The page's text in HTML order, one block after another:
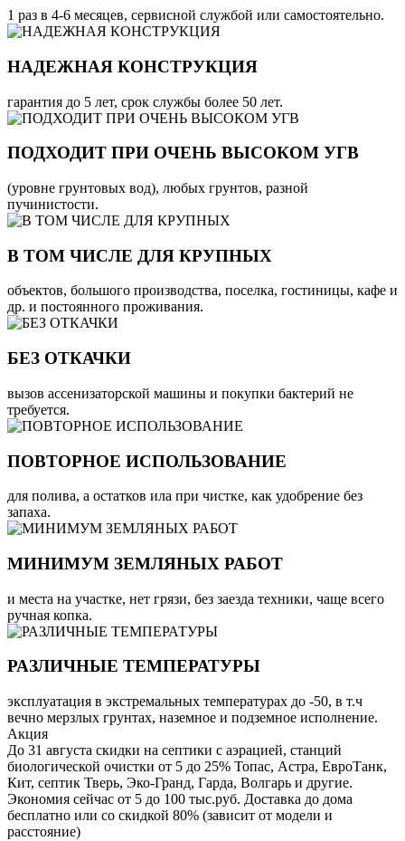
1 раз в 4-6 месяцев, сервисной службой или самостоятельно.
НАДЕЖНАЯ КОНСТРУКЦИЯ
гарантия до 5 лет, срок службы более 50 лет.
ПОДХОДИТ ПРИ ОЧЕНЬ ВЫСОКОМ УГВ
(уровне грунтовых вод), любых грунтов, разной
пучинистости.
В ТОМ ЧИСЛЕ ДЛЯ КРУПНЫХ
объектов, большого производства, поселка, гостиницы, кафе и
др. и постоянного проживания.
БЕЗ ОТКАЧКИ
вызов ассенизаторской машины и покупки бактерий не
требуется.
ПОВТОРНОЕ ИСПОЛЬЗОВАНИЕ
для полива, а остатков ила при чистке, как удобрение без
запаха.
МИНИМУМ ЗЕМЛЯНЫХ РАБОТ
и места на участке, нет грязи, без заезда техники, чаще всего
ручная копка.
РАЗЛИЧНЫЕ ТЕМПЕРАТУРЫ
эксплуатация в экстремальных температурах до -50, в т.ч
вечно мерзлых грунтах, наземное и подземное исполнение.
Акция
До 31 августа скидки на септики с аэрацией, станций
биологической очистки от 5 до 25% Топас, Астра, ЕвроТанк,
Кит, септик Тверь, Эко-Гранд, Гарда, Волгарь и другие.
Экономия сейчас от 5 до 100 тыс.руб. Доставка до дома
бесплатно или со скидкой 80% (зависит от модели и
расстояние)